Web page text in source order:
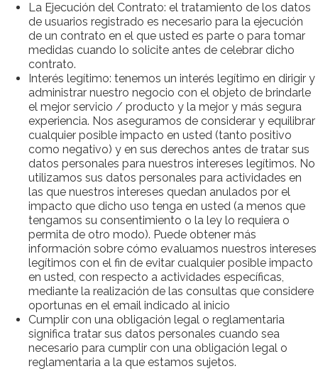
La Ejecución del Contrato: el tratamiento de los datos
de usuarios registrado es necesario para la ejecución
de un contrato en el que usted es parte o para tomar
medidas cuando lo solicite antes de celebrar dicho
contrato.
Interés legítimo: tenemos un interés legítimo en dirigir y
administrar nuestro negocio con el objeto de brindarle
el mejor servicio / producto y la mejor y más segura
experiencia. Nos aseguramos de considerar y equilibrar
cualquier posible impacto en usted (tanto positivo
como negativo) y en sus derechos antes de tratar sus
datos personales para nuestros intereses legítimos. No
utilizamos sus datos personales para actividades en
las que nuestros intereses quedan anulados por el
impacto que dicho uso tenga en usted (a menos que
tengamos su consentimiento o la ley lo requiera o
permita de otro modo). Puede obtener más
información sobre cómo evaluamos nuestros intereses
legítimos con el fin de evitar cualquier posible impacto
en usted, con respecto a actividades específicas,
mediante la realización de las consultas que considere
oportunas en el email indicado al inicio
Cumplir con una obligación legal o reglamentaria
significa tratar sus datos personales cuando sea
necesario para cumplir con una obligación legal o
reglamentaria a la que estamos sujetos.